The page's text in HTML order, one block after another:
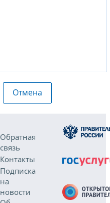
Отмена
Обратная
связь
Контакты
Подписка
на
новости